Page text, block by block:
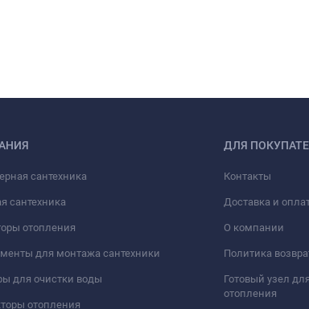
сантехника
сантехника
отопления
для монтажа сантехники
для очистки воды
отопления
ДЛЯ
Контакты
Доставка и
О компании
Политика
Готовый узел
отопления